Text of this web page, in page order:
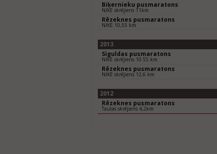
Biķernieku pusmaratons
NIKE skrējiens 11km
Rēzeknes pusmaratons
NIKE 10,55 km
2013
Siguldas pusmaratons
NIKE skrējiens 10.55 km
Rēzeknes pusmaratons
NIKE skrējiens 12,6 km
2012
Rēzeknes pusmaratons
Tautas skrējiens 4,2km